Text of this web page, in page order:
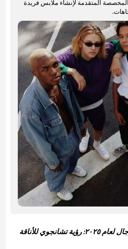
المخصصة المتقدمة لإنشاء ملابس فريدة
اتجاهات موضة الشارع للرجال لعام ٢٠٢٥: رؤية تشانجوي للأناقة